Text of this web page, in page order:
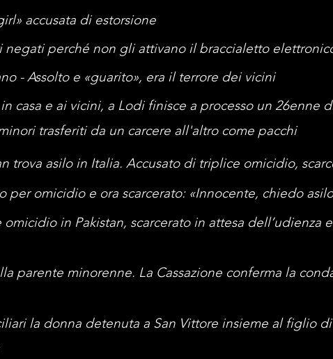
accusata di estorsione
negati perché non gli attivano il braccialetto
-Assolto e «guarito», era il terrore dei vicini
casa e ai vicini, a Lodi finisce a processo un 26enne
trasferiti da un carcere all'altro come pacchi
trova asilo in Italia. Accusato di triplice omicidio,
per omicidio e ora scarcerato: «Innocente, chiedo
in Pakistan, scarcerato in attesa dell’udienza
parente minorenne. La Cassazione conferma la
la donna detenuta a San Vittore insieme al figlio di